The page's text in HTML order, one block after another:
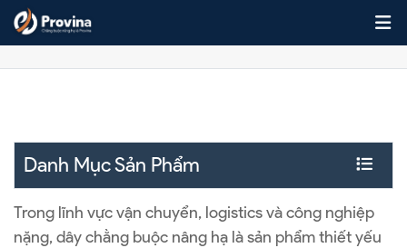
Skip to content
OEM
Danh Mục Sản Phẩm
Trong lĩnh vực vận chuyển, logistics và công nghiệp
nặng, dây chằng buộc nâng hạ là sản phẩm thiết yếu